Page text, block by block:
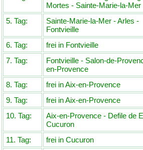
Mortes - Sainte-Marie-la-Mer
5. Tag:
Sainte-Marie-la-Mer - Arles -
Fontvieille
6. Tag: frei in Fontvieille
7. Tag:
Fontvieille - Salon-de-
en-Provence
8. Tag: frei in Aix-en-Provence
9. Tag:
frei in Aix-en-Provence
10. Tag:
Aix-en-Provence - Defile de
Cucuron
11. Tag: frei in Cucuron